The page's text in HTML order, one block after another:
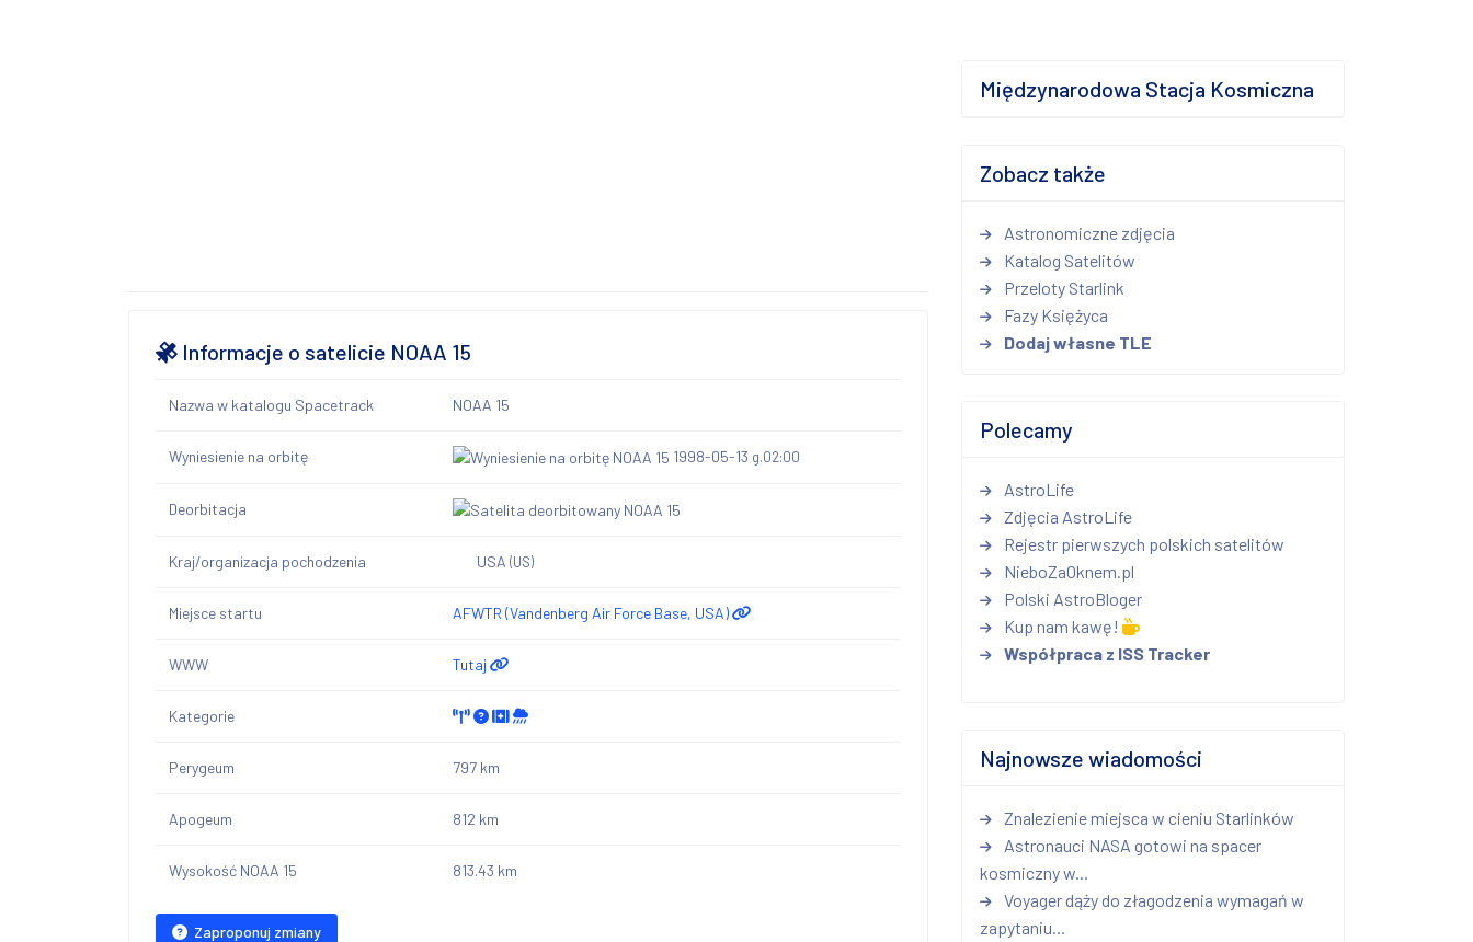
Informacje o satelicie NOAA 15
Nazwa w katalogu Spacetrack NOAA 15
Wyniesienie na orbitę 1998-05-13 g.02:00
Deorbitacja
Kraj/organizacja pochodzenia USA (US)
Miejsce startu AFWTR (Vandenberg Air Force Base, USA)
WWW Tutaj
Kategorie
Perygeum 797 km
Apogeum 812 km
Wysokość NOAA 15 813.43 km
Zaproponuj zmiany
Międzynarodowa Stacja Kosmiczna
Zobacz także
Astronomiczne zdjęcia
Katalog Satelitów
Przeloty Starlink
Fazy Księżyca
Dodaj własne TLE
Polecamy
AstroLife
Zdjęcia AstroLife
Rejestr pierwszych polskich satelitów
NieboZaOknem.pl
Polski AstroBloger
Kup nam kawę!
Współpraca z ISS Tracker
Najnowsze wiadomości
Znalezienie miejsca w cieniu Starlinków
Astronauci NASA gotowi na spacer
kosmiczny w...
Voyager dąży do złagodzenia wymagań w
zapytaniu...